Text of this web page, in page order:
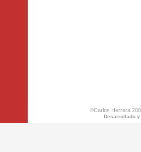
©Carlos Herrera
Desarrollado